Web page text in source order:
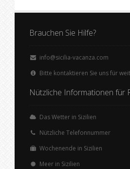
Brauchen Sie Hilfe?
info@sicilia-vacanza.com
Bitte kontaktieren Sie uns für
Nützliche Informationen für
Das Wetter in Sizilien
Nützliche Telefonnummer
Wochenende in Sizilien
Meer in Sizilien